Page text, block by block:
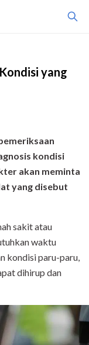
yang
kondisi
akan meminta
yang disebut
sakit atau
waktu
kondisi paru-paru,
dihirup dan